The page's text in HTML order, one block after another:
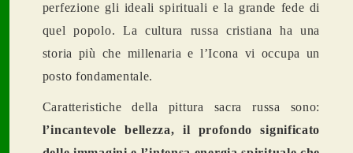
perfezione gli ideali spirituali e la grande fede di
quel popolo. La cultura russa cristiana ha una
storia più che millenaria e l’Icona vi occupa un
posto fondamentale.
Caratteristiche della pittura sacra russa sono:
l’incantevole bellezza, il profondo significato